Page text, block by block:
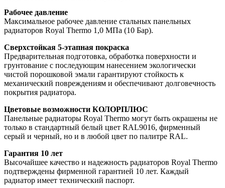
Рабочее давление
Максимальное рабочее давление стальных панельных
радиаторов Royal Thermo 1,0 МПа (10 Бар).
Сверхстойкая 5-этапная покраска
Предварительная подготовка, обработка поверхности и
грунтование с последующим нанесением экологически
чистой порошковой эмали гарантируют стойкость к
механический повреждениям и обеспечивают долговечность
покрытия радиатора.
Цветовые возможности КОЛОРПЛЮС
Панельные радиаторы Royal Thermo могут быть окрашены не
только в стандартный белый цвет RAL9016, фирменный
серый и черный, но и в любой цвет по палитре RAL.
Гарантия 10 лет
Высочайшее качество и надежность радиаторов Royal Thermo
подтверждены фирменной гарантией 10 лет. Каждый
радиатор имеет технический паспорт.